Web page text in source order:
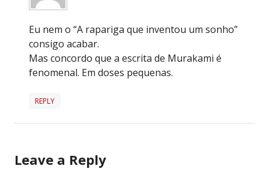
Eu nem o “A rapariga que inventou um sonho”
consigo acabar.
Mas concordo que a escrita de Murakami é
fenomenal. Em doses pequenas.
REPLY
Leave a Reply